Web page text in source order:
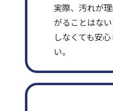
実際、汚れが
がることはな
しなくても安
い。